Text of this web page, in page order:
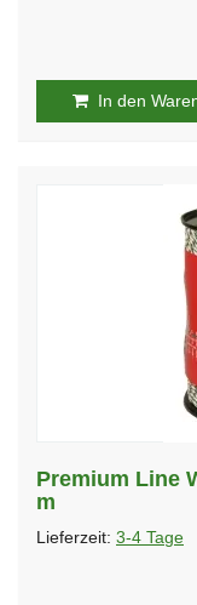
In den
Premium Line
m
Lieferzeit: 3-4 Tage